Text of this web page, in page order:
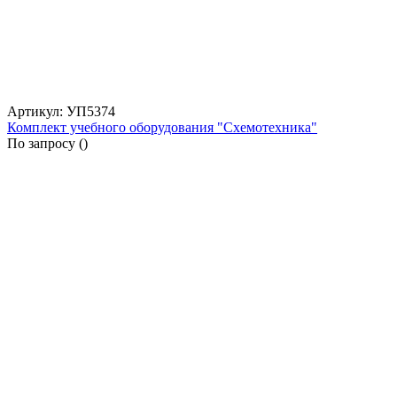
Артикул: УП5374
Комплект учебного оборудования "Схемотехника"
По запросу ()